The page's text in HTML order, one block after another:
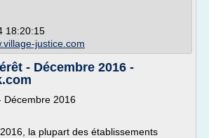
18:20:15
justice.com
- Décembre 2016 -
Décembre 2016
la plupart des établissements